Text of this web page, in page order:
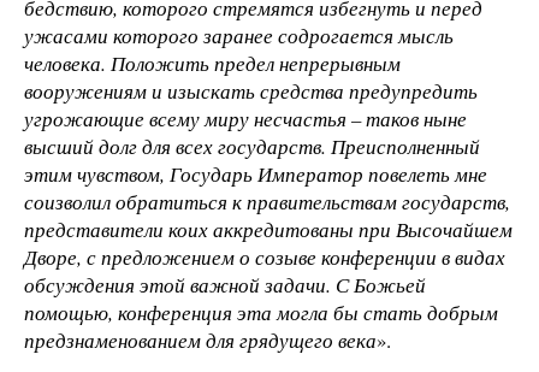
бедствию, которого стремятся избегнуть и перед
ужасами которого заранее содрогается мысль
человека. Положить предел непрерывным
вооружениям и изыскать средства предупредить
угрожающие всему миру несчастья – таков ныне
высший долг для всех государств. Преисполненный
этим чувством, Государь Император повелеть мне
соизволил обратиться к правительствам государств,
представители коих аккредитованы при Высочайшем
Дворе, с предложением о созыве конференции в видах
обсуждения этой важной задачи. С Божьей
помощью, конференция эта могла бы стать добрым
предзнаменованием для грядущего века».